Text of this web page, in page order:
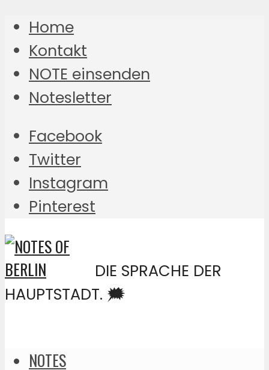
Home
Kontakt
NOTE einsenden
Notesletter
Facebook
Twitter
Instagram
Pinterest
DIE SPRACHE DER
HAUPTSTADT. 🗯️
NOTES